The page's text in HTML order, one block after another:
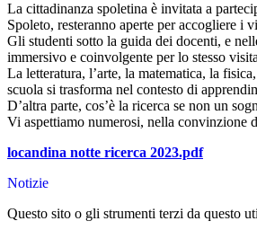
La cittadinanza spoletina è invitata a
Spoleto, resteranno aperte per accogliere i
Gli studenti sotto la guida dei docenti, e
immersivo e coinvolgente per lo stesso
La letteratura, l’arte, la matematica, la
scuola si trasforma nel contesto di
D’altra parte, cos’è la ricerca se non un
Vi aspettiamo numerosi, nella convinzione
locandina notte ricerca 2023.pdf
Notizie
Questo sito o gli strumenti terzi da questo